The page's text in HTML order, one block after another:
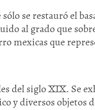
se restauró el
al grado que
mexicas que
del siglo XIX. Se
y diversos objetos